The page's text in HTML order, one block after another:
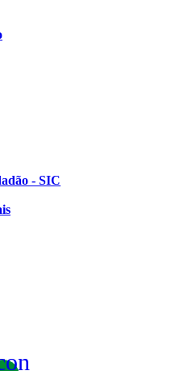
- SIC